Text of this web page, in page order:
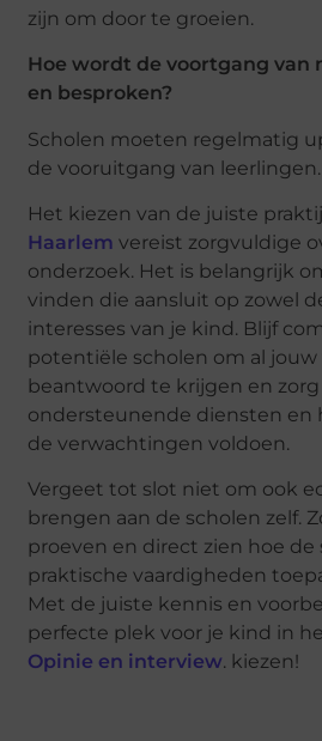
zijn om door te groeien.
Hoe wordt de voortgang
en besproken?
Scholen moeten regelmatig
de vooruitgang van leerlingen.
Het kiezen van de juiste
Haarlem vereist zorgvuldige
onderzoek. Het is belangrijk
vinden die aansluit op zowel
interesses van je kind. Blijf
potentiële scholen om al jouw
beantwoord te krijgen en
ondersteunende diensten en
de verwachtingen voldoen.
Vergeet tot slot niet om ook
brengen aan de scholen zelf.
proeven en direct zien hoe de
praktische vaardigheden
Met de juiste kennis en
perfecte plek voor je kind in
Opinie en interview. kiezen!